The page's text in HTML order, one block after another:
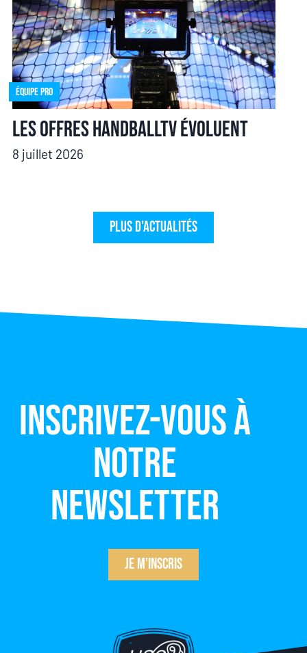
Équipe pro
Les offres HandballTV évoluent
8 juillet 2026
Plus d'actualités
Inscrivez-vous à
notre
newsletter
Je m'inscris